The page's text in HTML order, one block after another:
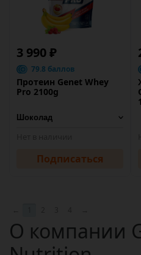
3 990 ₽
79.8 баллов
Протеин Genet Whey
Pro 2100g
Подписаться
О компании